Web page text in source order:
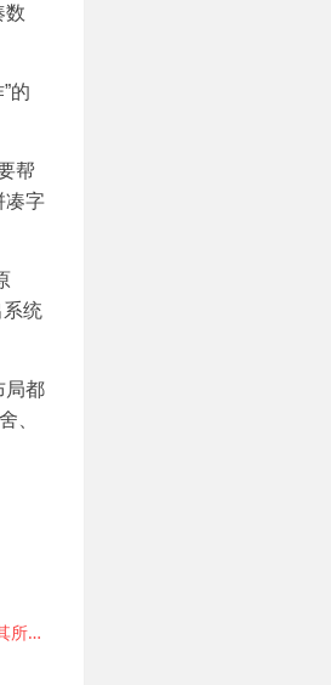
数
的
帮
凑字
系统
局都
、
安